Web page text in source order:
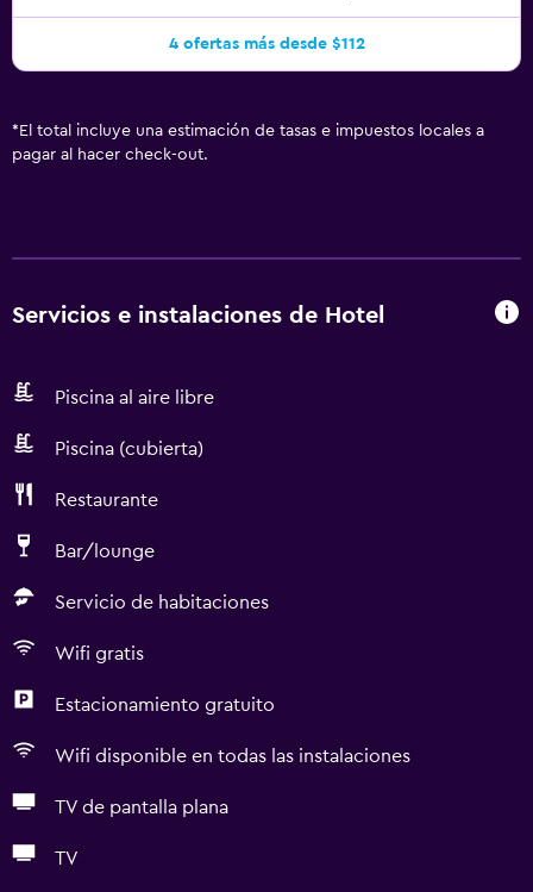
4 ofertas más desde $112
* El total incluye una estimación de tasas e impuestos locales a
pagar al hacer check-out.
Servicios e instalaciones de Hotel
Piscina al aire libre
Piscina (cubierta)
Restaurante
Bar/lounge
Servicio de habitaciones
Wifi gratis
Estacionamiento gratuito
Wifi disponible en todas las instalaciones
TV de pantalla plana
TV